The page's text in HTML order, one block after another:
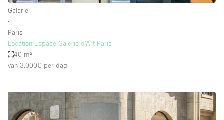
Galerie
∙
Paris
Location Espace Galerie d’Art Paris
40 m²
van 3.000€ per dag